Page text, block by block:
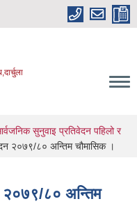
सुनुवाइ प्रतिवेदन पहिलो र
२०७९/८० अन्तिम चौमासिक ।
२०७९/८० अन्तिम